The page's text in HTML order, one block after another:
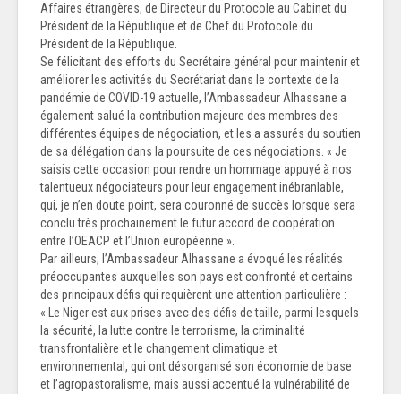
Affaires étrangères, de Directeur du Protocole au Cabinet du
Président de la République et de Chef du Protocole du
Président de la République.
Se félicitant des efforts du Secrétaire général pour maintenir et
améliorer les activités du Secrétariat dans le contexte de la
pandémie de COVID-19 actuelle, l’Ambassadeur Alhassane a
également salué la contribution majeure des membres des
différentes équipes de négociation, et les a assurés du soutien
de sa délégation dans la poursuite de ces négociations. « Je
saisis cette occasion pour rendre un hommage appuyé à nos
talentueux négociateurs pour leur engagement inébranlable,
qui, je n’en doute point, sera couronné de succès lorsque sera
conclu très prochainement le futur accord de coopération
entre l’OEACP et l’Union européenne ».
Par ailleurs, l’Ambassadeur Alhassane a évoqué les réalités
préoccupantes auxquelles son pays est confronté et certains
des principaux défis qui requièrent une attention particulière :
« Le Niger est aux prises avec des défis de taille, parmi lesquels
la sécurité, la lutte contre le terrorisme, la criminalité
transfrontalière et le changement climatique et
environnemental, qui ont désorganisé son économie de base
et l’agropastoralisme, mais aussi accentué la vulnérabilité de